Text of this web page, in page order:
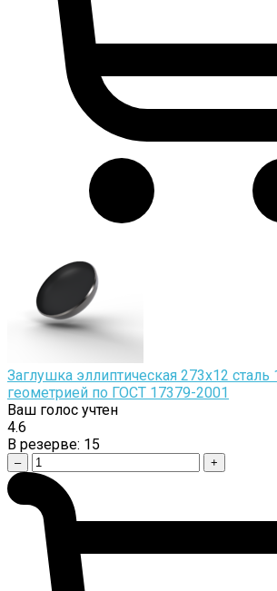
Заглушка эллиптическая 273х12
геометрией по ГОСТ 17379-2001
Ваш голос учтен
4.6
В резерве: 15
– +